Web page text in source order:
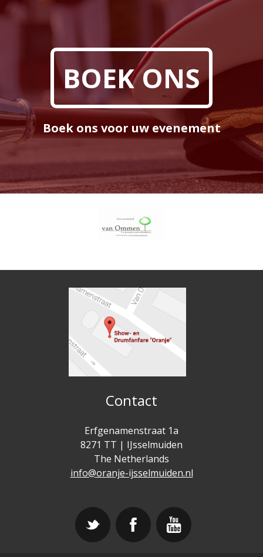
BOEK ONS
Boek ons voor uw evenement
Contact
Erfgenamenstraat 1a
8271 TT | IJsselmuiden
The Netherlands
info@oranje-ijsselmuiden.nl